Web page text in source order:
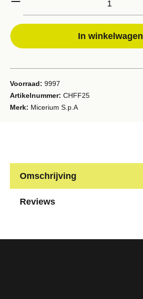
In winkelwagen
Voorraad: 9997
Artikelnummer: CHFF25
Merk: Micerium S.p.A
Omschrijving
Reviews